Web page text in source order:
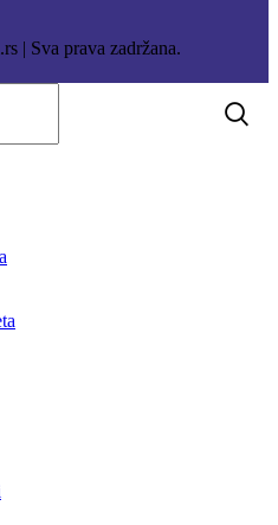
| Sva prava zadržana.